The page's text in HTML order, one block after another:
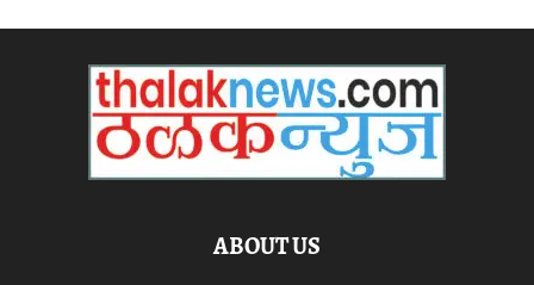
ABOUT US